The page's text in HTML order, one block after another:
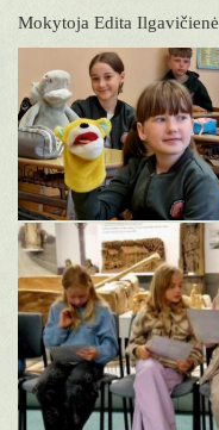
Mokytoja Edita Ilgavičienė